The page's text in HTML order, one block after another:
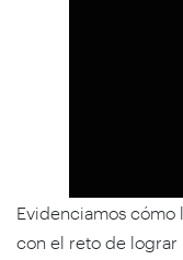
Evidenciamos cómo
con el reto de